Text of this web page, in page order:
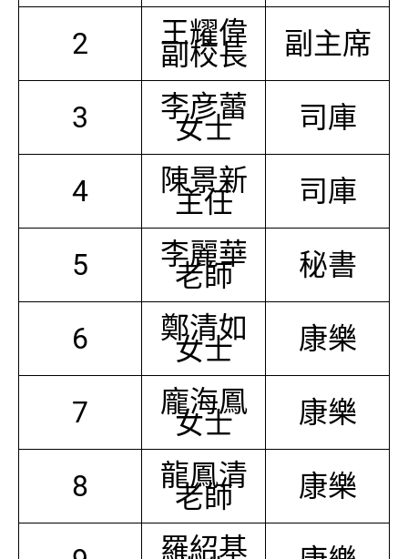
2 王耀偉
副校長 副主席
3 李彦蕾
女士 司庫
4 陳景新
主任 司庫
5 李麗華
老師 秘書
6 鄭清如
女士 康樂
7 龐海鳳
女士 康樂
8 龍鳳清
老師 康樂
羅紹基